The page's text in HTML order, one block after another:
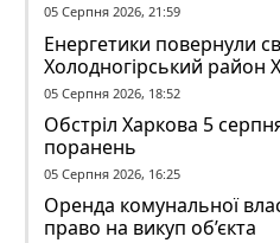
05 Серпня 2026, 21:59
Енергетики повернули
Холодногірський район
ворожого обстрілу
05 Серпня 2026, 18:52
Обстріл Харкова 5
поранень
05 Серпня 2026, 16:25
Оренда комунальної
право на викуп об’єкта